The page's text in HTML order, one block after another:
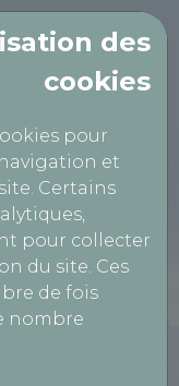
des
cookies
pour
et
Certains
pour collecter
du site. Ces
de fois
nombre